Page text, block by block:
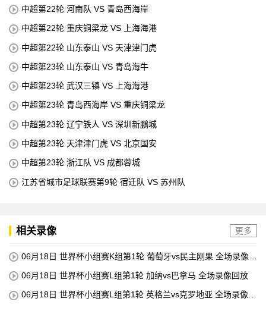
中超第22轮 河南队 VS 青岛西海岸
中超第22轮 重庆铜梁龙 VS 上海海港
中超第22轮 山东泰山 VS 天津津门虎
中超第23轮 山东泰山 VS 青岛海牛
中超第23轮 武汉三镇 VS 上海海港
中超第23轮 青岛西海岸 VS 重庆铜梁龙
中超第23轮 辽宁铁人 VS 深圳新鵬城
中超第23轮 天津津门虎 VS 北京国安
中超第23轮 浙江队 VS 成都蓉城
江苏省城市足球联赛第9轮 宿迁队 VS 苏州队
相关录像 更多
06月18日 世界杯小组赛K组第1轮 葡萄牙vs民主刚果 全场录像回
06月18日 世界杯小组赛L组第1轮 加纳vs巴拿马 全场录像回放
06月18日 世界杯小组赛L组第1轮 英格兰vs克罗地亚 全场录像回